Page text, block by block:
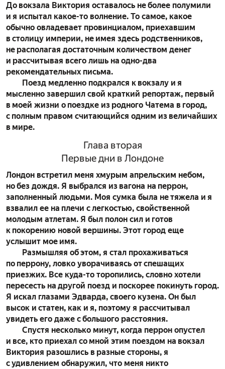
До вокзала Виктория оставалось не более полумили
и я испытал какое-то волнение. То самое, какое
обычно овладевает провинциалом, приехавшим
в столицу империи, не имея здесь родственников,
не располагая достаточным количеством денег
и рассчитывая всего лишь на одно-два
рекомендательных письма.
Поезд медленно подкрался к вокзалу и я
мысленно завершил свой краткий репортаж, первый
в моей жизни о поездке из родного Чатема в город,
с полным правом считающийся одним из величайших
в мире.
Глава вторая
Первые дни в Лондоне
Лондон встретил меня хмурым апрельским небом,
но без дождя. Я выбрался из вагона на перрон,
заполненный людьми. Моя сумка была не тяжела и я
взвалил ее на плечи с легкостью, свойственной
молодым атлетам. Я был полон сил и готов
к покорению новой вершины. Этот город еще
услышит мое имя.
Размышляя об этом, я стал прохаживаться
по перрону, ловко уворачиваясь от спешащих
приезжих. Все куда-то торопились, словно хотели
пересесть на другой поезд и поскорее покинуть город.
Я искал глазами Эдварда, своего кузена. Он был
высок и статен, как и я, поэтому я рассчитывал
увидеть его даже с большого расстояния.
Спустя несколько минут, когда перрон опустел
и все, кто приехал со мной этим поездом на вокзал
Виктория разошлись в разные стороны, я
с удивлением обнаружил, что меня никто